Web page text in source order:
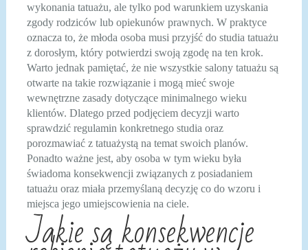
wykonania tatuażu, ale tylko pod warunkiem uzyskania
zgody rodziców lub opiekunów prawnych. W praktyce
oznacza to, że młoda osoba musi przyjść do studia tatuażu
z dorosłym, który potwierdzi swoją zgodę na ten krok.
Warto jednak pamiętać, że nie wszystkie salony tatuażu są
otwarte na takie rozwiązanie i mogą mieć swoje
wewnętrzne zasady dotyczące minimalnego wieku
klientów. Dlatego przed podjęciem decyzji warto
sprawdzić regulamin konkretnego studia oraz
porozmawiać z tatuażystą na temat swoich planów.
Ponadto ważne jest, aby osoba w tym wieku była
świadoma konsekwencji związanych z posiadaniem
tatuażu oraz miała przemyślaną decyzję co do wzoru i
miejsca jego umiejscowienia na ciele.
Jakie są konsekwencje